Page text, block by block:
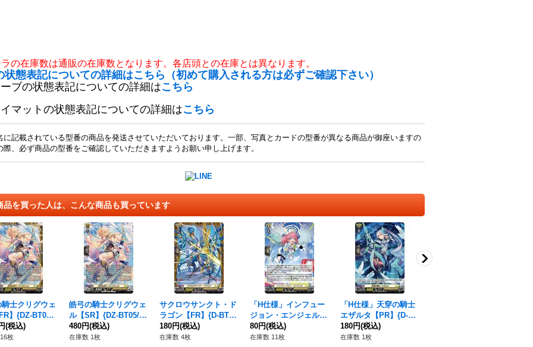
の在庫数は通販の在庫数となります。各店頭との在庫とは異なります。
状態表記についての詳細はこちら（初めて購入される方は必ずご確認下さい）
ブの状態表記についての詳細はこちら
マットの状態表記についての詳細はこちら
記載されている型番の商品を発送させていただいております。一部、写真とカードの型番が異なる商品が御座いますの
際、必ず商品の型番をご確認していただきますようお願い申し上げます。
品を買った人は、こんな商品も買っています
士クリグウェ
】{DZ-BT05/
《ケテルサン
リ》
(税込)
枚
皓弓の騎士クリグウェ
ル【SR】{DZ-BT05/S
R25}《ケテルサンクチ
ュアリ》
480円(税込)
在庫数 1枚
サクロウサンクト・ド
ラゴン【FR】{D-BT1
0/FR27}《ケテルサン
クチュアリ》
180円(税込)
在庫数 4枚
「H仕様」インフュー
ジョン・エンジェル
【PR】{D-PR/1401}
《ケテルサンクチュア
80円(税込)
在庫数 11枚
「H仕様」天穿の騎士
エザルタ【PR】{D-P
R/1003}《ケテルサン
クチュアリ》
180円(税込)
在庫数 1枚